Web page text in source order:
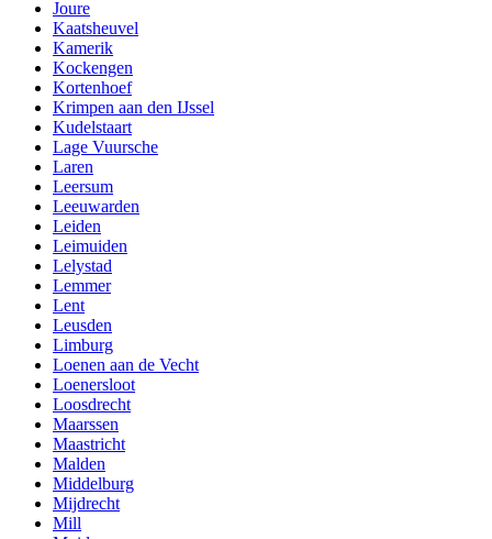
Joure
Kaatsheuvel
Kamerik
Kockengen
Kortenhoef
Krimpen aan den IJssel
Kudelstaart
Lage Vuursche
Laren
Leersum
Leeuwarden
Leiden
Leimuiden
Lelystad
Lemmer
Lent
Leusden
Limburg
Loenen aan de Vecht
Loenersloot
Loosdrecht
Maarssen
Maastricht
Malden
Middelburg
Mijdrecht
Mill